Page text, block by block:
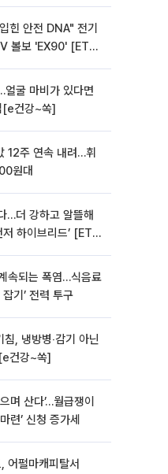
힌 안전 DNA" 전기
볼보 'EX90' [ET의
얼굴 마비가 있다면
[e건강~쏙]
12주 연속 내려…휘
원대
…더 강하고 알뜰해
저 하이브리드’ [ET의
속되는 폭염…식음료
기’ 전력 투구
, 냉방병‧감기 아닌
건강~쏙]
며 산다’…월급쟁이
련’ 신청 증가세
어펄마캐피탈서